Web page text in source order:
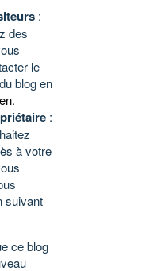
:
des
le
blog en
.
:
à votre
suivant
ce blog